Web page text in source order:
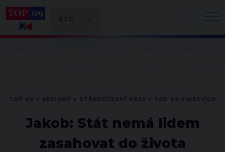
Jakob: Stát nemá lidem
zasahovat do života